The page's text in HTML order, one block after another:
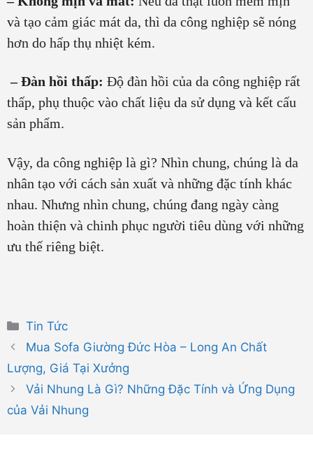
và tạo cảm giác mát da, thì da công nghiệp sẽ nóng
hơn do hấp thụ nhiệt kém.
– Đàn hồi thấp: Độ đàn hồi của da công nghiệp rất
thấp, phụ thuộc vào chất liệu da sử dụng và kết cấu
sản phẩm.
Vậy, da công nghiệp là gì? Nhìn chung, chúng là da
nhân tạo với cách sản xuất và những đặc tính khác
nhau. Nhưng nhìn chung, chúng đang ngày càng
hoàn thiện và chinh phục người tiêu dùng với những
ưu thế riêng biệt.
Danh
mục
Tin Tức
Mua Sofa Giường Đức Hòa – Long An Chất
Lượng, Giá Tại Xưởng
Vải Nhung Là Gì? Những Đặc Tính và Ứng Dụng
của Vải Nhung